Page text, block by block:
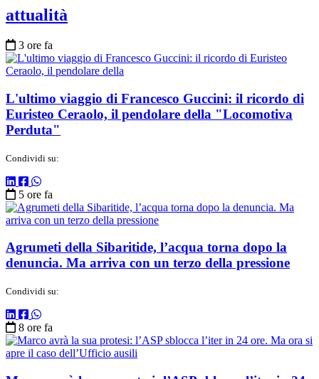
attualità
3 ore fa
L'ultimo viaggio di Francesco Guccini: il ricordo di
Euristeo Ceraolo, il pendolare della "Locomotiva
Perduta"
Condividi su:
5 ore fa
Agrumeti della Sibaritide, l’acqua torna dopo la
denuncia. Ma arriva con un terzo della pressione
Condividi su:
8 ore fa